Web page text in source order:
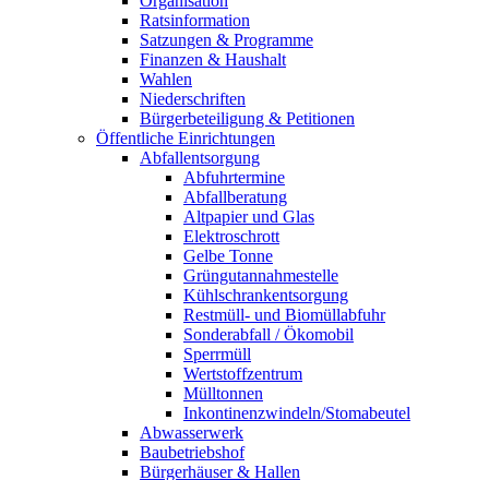
Ratsinformation
Satzungen & Programme
Finanzen & Haushalt
Wahlen
Niederschriften
Bürgerbeteiligung & Petitionen
Öffentliche Einrichtungen
Abfallentsorgung
Abfuhrtermine
Abfallberatung
Altpapier und Glas
Elektroschrott
Gelbe Tonne
Grüngutannahmestelle
Kühlschrankentsorgung
Restmüll- und Biomüllabfuhr
Sonderabfall / Ökomobil
Sperrmüll
Wertstoffzentrum
Mülltonnen
Inkontinenzwindeln/Stomabeutel
Abwasserwerk
Baubetriebshof
Bürgerhäuser & Hallen